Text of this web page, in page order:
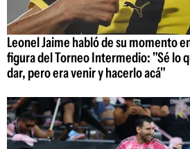
Leonel Jaime habló de su momento
figura del Torneo Intermedio: "Sé lo
dar, pero era venir y hacerlo acá"